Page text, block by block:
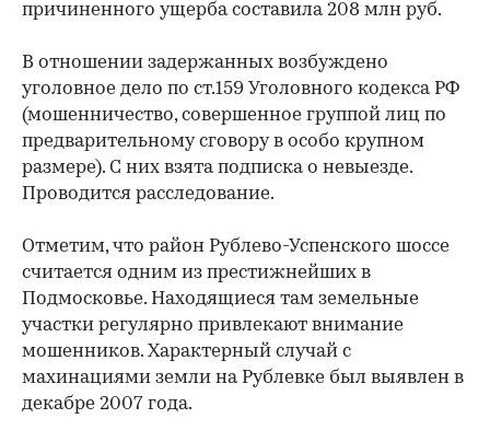
причиненного ущерба составила 208 млн руб.
В отношении задержанных возбуждено
уголовное дело по ст.159 Уголовного кодекса РФ
(мошенничество, совершенное группой лиц по
предварительному сговору в особо крупном
размере). С них взята подписка о невыезде.
Проводится расследование.
Отметим, что район Рублево-Успенского шоссе
считается одним из престижнейших в
Подмосковье. Находящиеся там земельные
участки регулярно привлекают внимание
мошенников. Характерный случай с
махинациями земли на Рублевке был выявлен в
декабре 2007 года.